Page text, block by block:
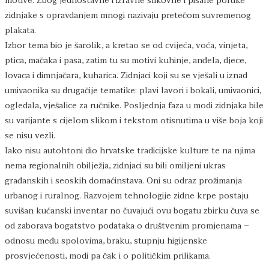
zidnjake s opravdanjem mnogi nazivaju pretečom suvremenog
plakata.
Izbor tema bio je šarolik, a kretao se od cvijeća, voća, vinjeta,
ptica, mačaka i pasa, zatim tu su motivi kuhinje, anđela, djece,
lovaca i dimnjačara, kuharica. Zidnjaci koji su se vješali u iznad
umivaonika su drugačije tematike: plavi lavori i bokali, umivaonici,
ogledala, vješalice za ručnike. Posljednja faza u modi zidnjaka bile
su varijante s cijelom slikom i tekstom otisnutima u više boja koji
se nisu vezli.
Iako nisu autohtoni dio hrvatske tradicijske kulture te na njima
nema regionalnih obilježja, zidnjaci su bili omiljeni ukras
građanskih i seoskih domaćinstava. Oni su odraz prožimanja
urbanog i ruralnog. Razvojem tehnologije zidne krpe postaju
suvišan kućanski inventar no čuvajući ovu bogatu zbirku čuva se
od zaborava bogatstvo podataka o društvenim promjenama –
odnosu među spolovima, braku, stupnju higijenske
prosvjećenosti, modi pa čak i o političkim prilikama.